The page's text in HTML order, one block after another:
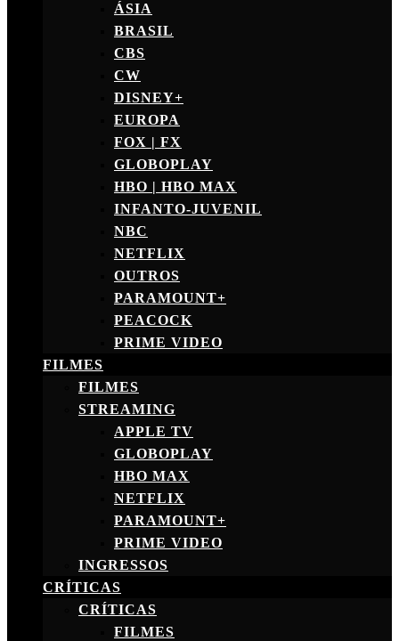
ÁSIA
BRASIL
CBS
CW
DISNEY+
EUROPA
FOX | FX
GLOBOPLAY
HBO | HBO MAX
INFANTO-JUVENIL
NBC
NETFLIX
OUTROS
PARAMOUNT+
PEACOCK
PRIME VIDEO
FILMES
FILMES
STREAMING
APPLE TV
GLOBOPLAY
HBO MAX
NETFLIX
PARAMOUNT+
PRIME VIDEO
INGRESSOS
CRÍTICAS
CRÍTICAS
FILMES